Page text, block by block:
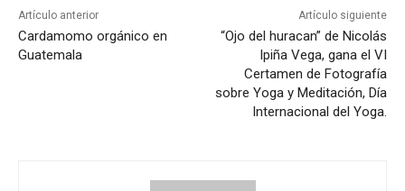
Artículo anterior
Cardamomo orgánico en
Guatemala
Artículo siguiente
“Ojo del huracan” de Nicolás
Ipiña Vega, gana el VI
Certamen de Fotografía
sobre Yoga y Meditación, Día
Internacional del Yoga.